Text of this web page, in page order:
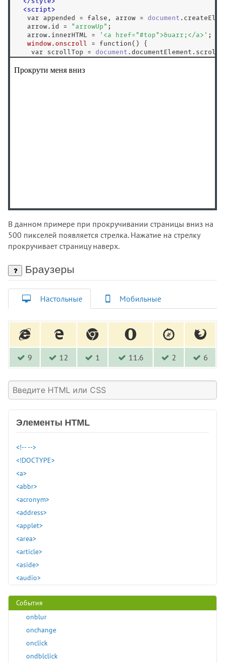
<script>
var appended = false , arrow = document .
   arrow.id
= "arrowUp" ;
   arrow.innerHTML
= '<a href="#top">&uarr;</a>' ;
window.onscroll
= function () {
var scrollTop = document
if (!appended) {
В данном примере при прокручивании страницы вниз на
500 пикселей появляется стрелка. Нажатие на стрелку
прокручивает страницу наверх.
Браузеры
Настольные Мобильные
9 12 1 11.6 2 6
Элементы HTML
<!-- -->
<!DOCTYPE>
<a>
<abbr>
<acronym>
<address>
<applet>
<area>
<article>
<aside>
<audio>
<base>
<basefont>
<bdi>
<bdo>
<bgsound>
Атрибуты
Универсальные
События
onblur
onchange
onclick
ondblclick